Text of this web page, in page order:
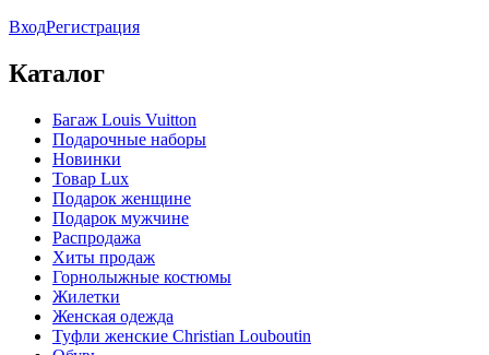
ВходРегистрация
Каталог
Багаж Louis Vuitton
Подарочные наборы
Новинки
Товар Lux
Подарок женщине
Подарок мужчине
Распродажа
Хиты продаж
Горнолыжные костюмы
Жилетки
Женская одежда
Туфли женские Christian Louboutin